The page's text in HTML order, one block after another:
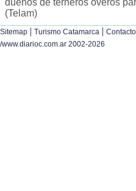
dueños de terneros overos
(Telam)
Sitemap | Turismo Catamarca | Contacto
/www.diarioc.com.ar 2002-2026